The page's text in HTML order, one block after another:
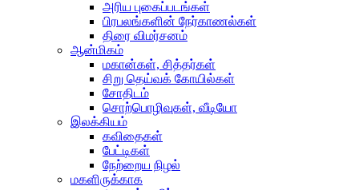
அரிய புகைப்படங்கள்
பிரபலங்களின் நேர்காணல்கள்
திரை விமர்சனம்
ஆன்மிகம்
மகான்கள், சித்தர்கள்
சிறு தெய்வக் கோயில்கள்
சோதிடம்
சொற்பொழிவுகள், வீடியோ
இலக்கியம்
கவிதைகள்
பேட்டிகள்
நேற்றைய நிழல்
மகளிருக்காக